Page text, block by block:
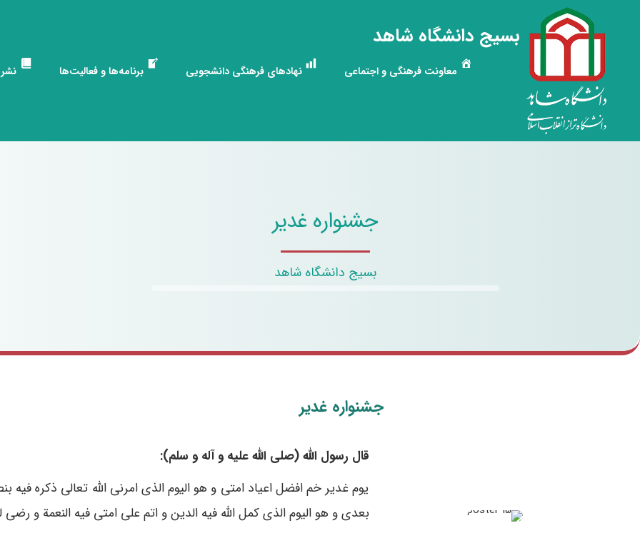
بسیج دانشگاه شاهد
معاونت فرهنگی و اجتماعی نهادهای فرهنگی دانشجویی برنامه‌ها و فعالیت‌ها
جشنواره غدیر
بسیج دانشگاه شاهد
جشنواره غدیر
قال رسول الله (صلی الله علیه و آله و سلم):
یوم غدیر خم افضل اعیاد امتى و هو الیوم الذى امرنى الله تعالى ذکره
بعدى و هو الیوم الذى کمل الله فیه الدین و اتم على امتى فیه النعمة و رضى لهم